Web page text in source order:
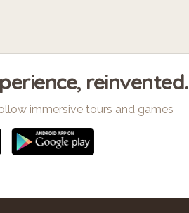
reinvented.
immersive tours and games